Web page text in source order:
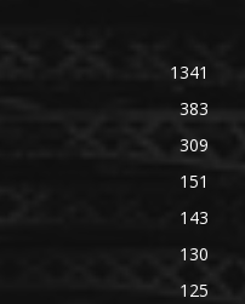
1341
383
309
151
143
130
125